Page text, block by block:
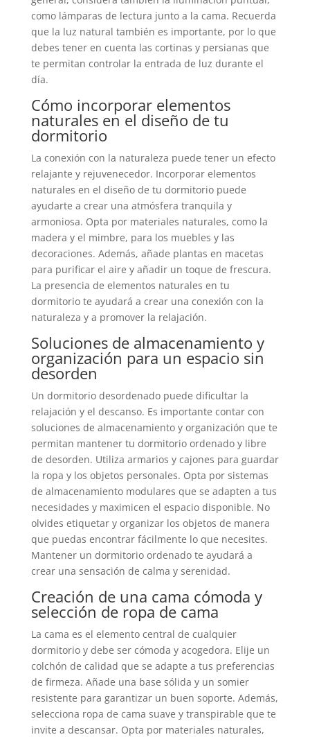
como lámparas de lectura junto a la cama. Recuerda
que la luz natural también es importante, por lo que
debes tener en cuenta las cortinas y persianas que
te permitan controlar la entrada de luz durante el
día.
Cómo incorporar elementos
naturales en el diseño de tu
dormitorio
La conexión con la naturaleza puede tener un efecto
relajante y rejuvenecedor. Incorporar elementos
naturales en el diseño de tu dormitorio puede
ayudarte a crear una atmósfera tranquila y
armoniosa. Opta por materiales naturales, como la
madera y el mimbre, para los muebles y las
decoraciones. Además, añade plantas en macetas
para purificar el aire y añadir un toque de frescura.
La presencia de elementos naturales en tu
dormitorio te ayudará a crear una conexión con la
naturaleza y a promover la relajación.
Soluciones de almacenamiento y
organización para un espacio sin
desorden
Un dormitorio desordenado puede dificultar la
relajación y el descanso. Es importante contar con
soluciones de almacenamiento y organización que te
permitan mantener tu dormitorio ordenado y libre
de desorden. Utiliza armarios y cajones para guardar
la ropa y los objetos personales. Opta por sistemas
de almacenamiento modulares que se adapten a tus
necesidades y maximicen el espacio disponible. No
olvides etiquetar y organizar los objetos de manera
que puedas encontrar fácilmente lo que necesites.
Mantener un dormitorio ordenado te ayudará a
crear una sensación de calma y serenidad.
Creación de una cama cómoda y
selección de ropa de cama
La cama es el elemento central de cualquier
dormitorio y debe ser cómoda y acogedora. Elije un
colchón de calidad que se adapte a tus preferencias
de firmeza. Añade una base sólida y un somier
resistente para garantizar un buen soporte. Además,
selecciona ropa de cama suave y transpirable que te
invite a descansar. Opta por materiales naturales,